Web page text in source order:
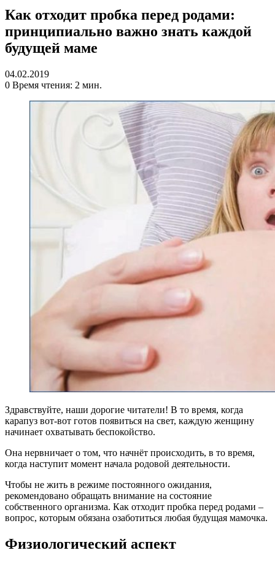
Как отходит пробка перед родами:
принципиально важно знать каждой
будущей маме
04.02.2019
0 Время чтения: 2 мин.
Здравствуйте, наши дорогие читатели! В то время, когда
карапуз вот-вот готов появиться на свет, каждую женщину
начинает охватывать беспокойство.
Она нервничает о том, что начнёт происходить, в то время,
когда наступит момент начала родовой деятельности.
Чтобы не жить в режиме постоянного ожидания,
рекомендовано обращать внимание на состояние
собственного организма. Как отходит пробка перед родами –
вопрос, которым обязана озаботиться любая будущая мамочка.
Физиологический аспект